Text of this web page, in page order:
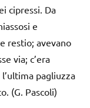
cipressi. Da
e
restio; avevano
via; c’era
pagliuzza
(G. Pascoli)